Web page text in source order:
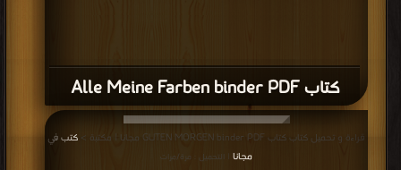
كتاب Alle Meine Farben binder PDF
قراءة و تحميل كتاب كتاب GUTEN MORGEN binder PDF مجانا | مكتبة >
كتب في
مجانا | التحميل : مرة/مرات